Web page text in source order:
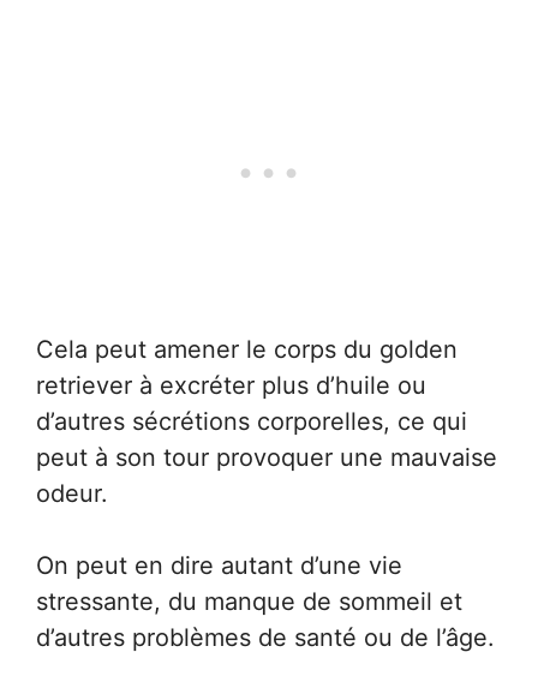
Cela peut amener le corps du golden
retriever à excréter plus d’huile ou
d’autres sécrétions corporelles, ce qui
peut à son tour provoquer une mauvaise
odeur.
On peut en dire autant d’une vie
stressante, du manque de sommeil et
d’autres problèmes de santé ou de l’âge.